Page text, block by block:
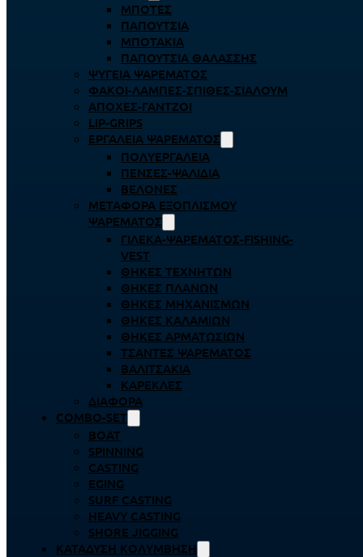
ΜΠΌΤΕΣ
ΠΑΠΟΎΤΣΙΑ
ΜΠΟΤΆΚΙΑ
ΠΑΠΟΎΤΣΙΑ ΘΑΛΆΣΣΗΣ
ΨΥΓΕΊΑ ΨΑΡΈΜΑΤΟΣ
ΦΑΚΟΊ-ΛΆΜΠΕΣ-ΣΠΊΘΕΣ-ΣΊΑΛΟΥΜ
ΑΠΌΧΕΣ-ΓΆΝΤΖΟΙ
LIP-GRIPS
EΡΓΑΛΕΊΑ ΨΑΡΈΜΑΤΟΣ
ΠΟΛΥΕΡΓΑΛΕΊΑ
ΠΈΝΣΕΣ-ΨΑΛΊΔΙΑ
ΒΕΛΌΝΕΣ
ΜΕΤΑΦΟΡΆ ΕΞΟΠΛΙΣΜΟΎ
ΨΑΡΈΜΑΤΟΣ
ΓΙΛΈΚΑ-ΨΑΡΈΜΑΤΟΣ-FISHING-
VEST
ΘΉΚΕΣ ΤΕΧΝΗΤΏΝ
ΘΉΚΕΣ ΠΛΆΝΩΝ
ΘΉΚΕΣ ΜΗΧΑΝΙΣΜΏΝ
ΘΉΚΕΣ ΚΑΛΑΜΙΏΝ
ΘΉΚΕΣ ΑΡΜΑΤΩΣΙΏΝ
ΤΣΆΝΤΕΣ ΨΑΡΈΜΑΤΟΣ
ΒΑΛΙΤΣΆΚΙΑ
ΚΑΡΈΚΛΕΣ
ΔΙΆΦΟΡΑ
COMBO-SET
BOAT
SPINNING
CASTING
EGING
SURF CASTING
HEAVY CASTING
SHORE JIGGING
ΚΑΤΆΔΥΣΗ ΚΟΛΎΜΒΗΣΗ